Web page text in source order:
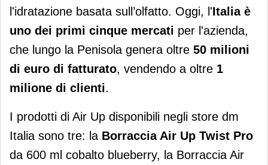
l'idratazione basata sull’olfatto. Oggi, l'Italia è
uno dei primi cinque mercati per l'azienda,
che lungo la Penisola genera oltre 50 milioni
di euro di fatturato, vendendo a oltre 1
milione di clienti.
I prodotti di Air Up disponibili negli store dm
Italia sono tre: la Borraccia Air Up Twist Pro
da 600 ml cobalto blueberry, la Borraccia Air